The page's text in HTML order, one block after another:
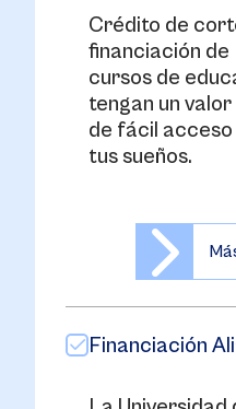
Crédito de
financiación de
cursos de
tengan un valor
de fácil
tus sueños.
Financiación